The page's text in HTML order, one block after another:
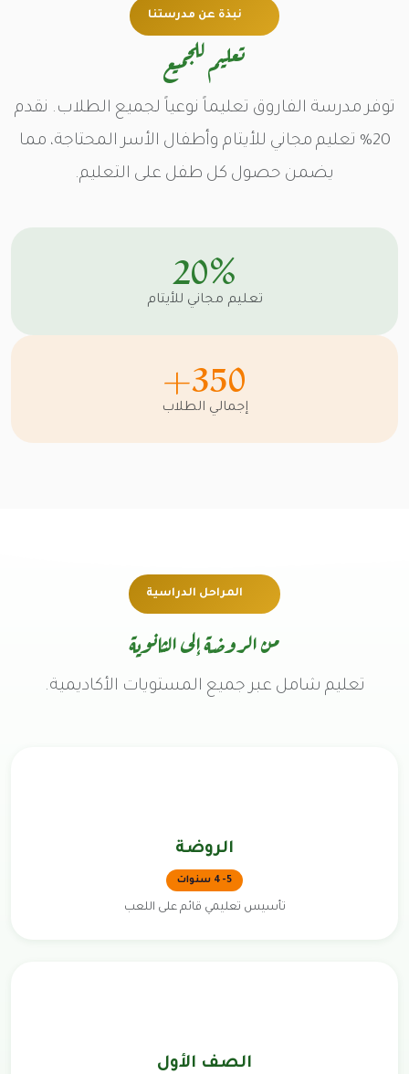
نبذة عن مدرستنا
تعليم للجميع
توفر مدرسة الفاروق تعليماً نوعياً لجميع الطلاب. نقدم
20% تعليم مجاني للأيتام وأطفال الأسر المحتاجة، مما
يضمن حصول كل طفل على التعليم.
20%
تعليم مجاني للأيتام
350+
إجمالي الطلاب
المراحل الدراسية
من الروضة إلى الثانوية
تعليم شامل عبر جميع المستويات الأكاديمية.
الروضة
4-5 سنوات
تأسيس تعليمي قائم على اللعب
الصف الأول